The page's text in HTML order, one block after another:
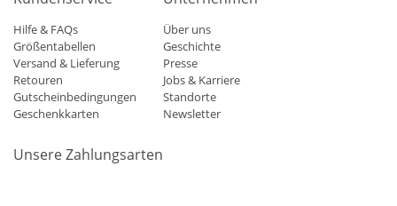
Hilfe & FAQs
Größentabellen
Versand & Lieferung
Retouren
Gutscheinbedingungen
Geschenkkarten
Über uns
Geschichte
Presse
Jobs & Karriere
Standorte
Newsletter
Unsere Zahlungsarten